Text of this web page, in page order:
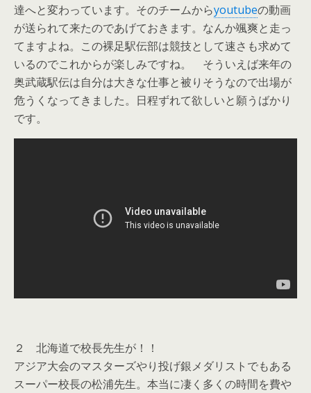
達へと変わっています。そのチームからyoutubeの動画
が送られて来たのであげておきます。なんか颯爽と走っ
てますよね。この裸足駅伝部は競技として速さも求めて
いるのでこれからが楽しみですね。 そういえば来年の
奥武蔵駅伝は自分は大きな仕事と被りそうなので出場が
危うくなってきました。日程ずれて欲しいと願うばかり
です。
２ 北海道で校長先生が！！
アジア大会のマスターズやり投げ銀メダリストでもある
スーパー校長の松浦先生。本当に凄く多くの時間を費や